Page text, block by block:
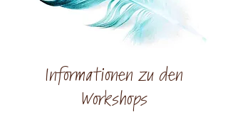
Informationen zu den
Workshops